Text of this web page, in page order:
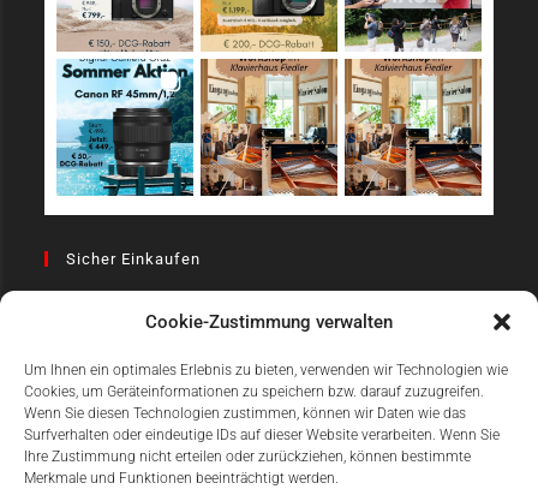
Cookie-Zustimmung verwalten
Um Ihnen ein optimales Erlebnis zu bieten, verwenden wir Technologien wie
Cookies, um Geräteinformationen zu speichern bzw. darauf zuzugreifen.
Wenn Sie diesen Technologien zustimmen, können wir Daten wie das
Surfverhalten oder eindeutige IDs auf dieser Website verarbeiten. Wenn Sie
Ihre Zustimmung nicht erteilen oder zurückziehen, können bestimmte
Merkmale und Funktionen beeinträchtigt werden.
Sicher Einkaufen
Einfach Online Bezahlen